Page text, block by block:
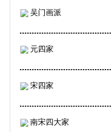
吴门画派
元四家
宋四家
南宋四大家